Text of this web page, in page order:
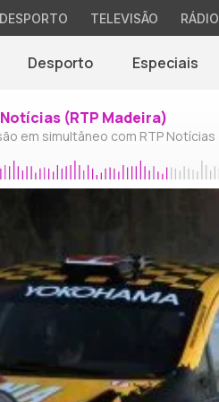
DESPORTO TELEVISÃO RÁDIO
Desporto Especiais
Notícias (RTP Madeira)
em simultâneo com RTP Notícias